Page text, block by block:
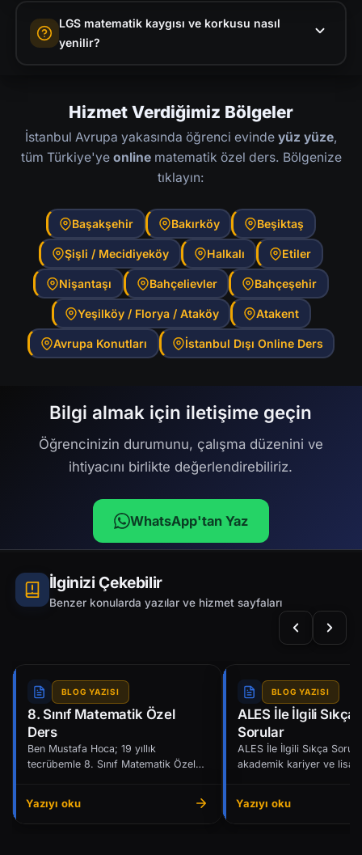
yüksek yüzdeli kategoriye öncelik verin.
okuma tekniğini geliştirmek olmalıdır.
sorulduğundan her soruya ortalama 2 dakika
ayrılır. Matematik soruları genelde daha uzun
takılıyorsanız işaret koyup geçin ve sınav
sonunda tekrar dönebilirsiniz.
LGS matematik kaygısı ve korkusu nasıl
yenilir?
hedefler koymak, net grafiğinizi çizerek
ilerlemenizi görmek ve hedefinize ulaştıkça
kendinizi ödüllendirmek motivasyonu artırır.
çalışmaya karşı direnci azalır.
Hizmet Verdiğimiz Bölgeler
İstanbul Avrupa yakasında öğrenci evinde yüz yüze,
tüm Türkiye'ye onlinematematik özel ders. Bölgenize
tıklayın:
Başakşehir Bakırköy Beşiktaş
Şişli / Mecidiyeköy Halkalı Etiler
Nişantaşı Bahçelievler Bahçeşehir
Yeşilköy / Florya / Ataköy Atakent
Avrupa Konutları İstanbul Dışı Online Ders
Bilgi almak için iletişime geçin
Öğrencinizin durumunu, çalışma düzenini ve
ihtiyacını birlikte değerlendirebiliriz.
WhatsApp'tan Yaz
İlginizi Çekebilir
Benzer konularda yazılar ve hizmet sayfaları
BLOG YAZISI
8. Sınıf Matematik Özel
Ders
Ben Mustafa Hoca; 19 yıllık
tecrübemle 8. Sınıf Matematik Özel
Yazıyı oku
BLOG YAZISI
ALES İle İlgili Sıkça
Sorular
ALES İle İlgili Sıkça
akademik kariyer ve
Yazıyı oku